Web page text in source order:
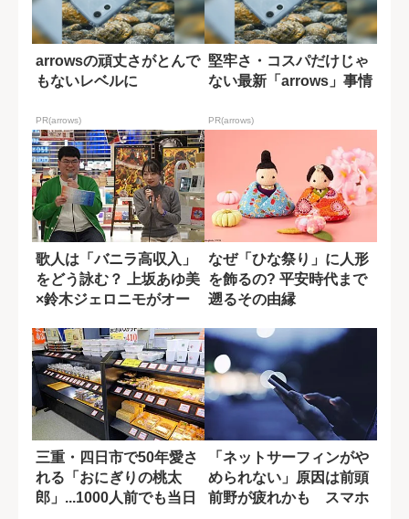
arrowsの頑丈さがとんで
もないレベルに
PR(arrows)
堅牢さ・コスパだけじゃ
ない最新「arrows」事情
PR(arrows)
歌人は「バニラ高収入」
をどう詠む？ 上坂あゆ美
×鈴木ジェロニモがオー
なぜ「ひな祭り」に人形
を飾るの? 平安時代まで
遡るその由縁
三重・四日市で50年愛さ
れる「おにぎりの桃太
郎」...1000人前でも当日
「ネットサーフィンがや
められない」原因は前頭
前野が疲れかも スマホ